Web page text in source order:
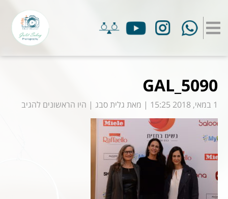
GAL_5090
1 במאי, 2018 15:25 | מאת גלית סבג | היו הראשונים להגיב